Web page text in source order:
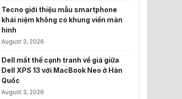
Tecno giới thiệu mẫu smartphone
khái niệm không có khung viền màn
hình
August 3, 2026
Dell mất thế cạnh tranh về giá giữa
Dell XPS 13 với MacBook Neo ở Hàn
Quốc
August 3, 2026